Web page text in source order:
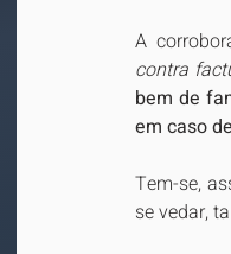
A
contra
bem de
em caso
Tem-se,
se vedar,